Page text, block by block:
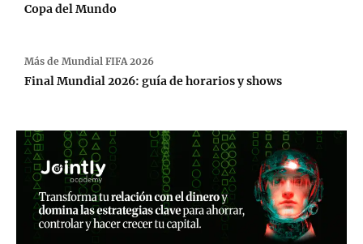
Copa del Mundo
Más de Mundial FIFA 2026
Final Mundial 2026: guía de horarios y shows